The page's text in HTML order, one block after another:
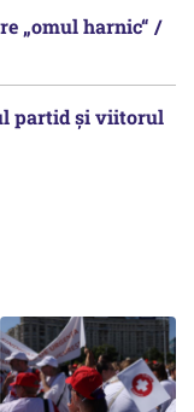
„omul harnic“ /
partid și viitorul